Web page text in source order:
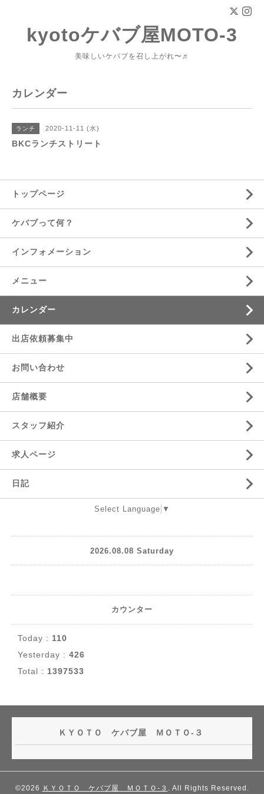
kyotoケバブ屋MOTO-3
美味しいケバブを召し上がれ〜♬
カレンダー
ランチ 2020-11-11 (水)
BKCランチストリート
トップページ
ケバブって何？
インフォメーション
メニュー
カレンダー
出店依頼募集中
お問い合わせ
店舗概要
スタッフ紹介
求人ページ
日記
Select Language ▼
2026.08.08 Saturday
カウンター
Today : 110
Yesterday : 426
Total : 1397533
ＫＹＯＴＯ ケバブ屋 ＭＯＴＯ-３
©2026 ＫＹＯＴＯ ケバブ屋 ＭＯＴＯ-３ . All Rights Reserved.